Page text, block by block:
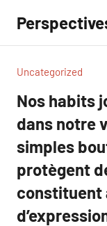
contenu
Uncategorized
Nos habits
dans notre
simples
protègent
constituent